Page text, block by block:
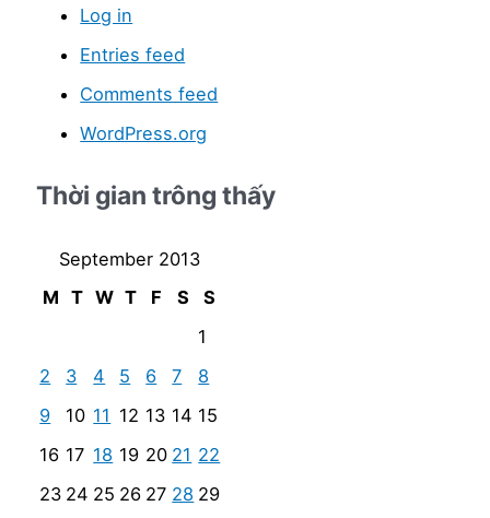
Log in
Entries feed
Comments feed
WordPress.org
Thời gian trông thấy
September 2013
M
T W T F S
S
1
2
3 4 5 6 7
8
9
10 11 12 13 14 15
16 17 18 19 20 21 22
23 24 25 26 27 28 29